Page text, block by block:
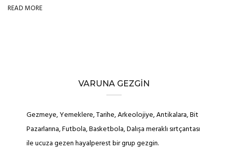
READ MORE
VARUNA GEZGIN
Gezmeye, Yemeklere, Tarihe, Arkeolojiye, Antikalara, Bit
Pazarlarına, Futbola, Basketbola, Dalışa meraklı sırtçantası
ile ucuza gezen hayalperest bir grup gezgin.